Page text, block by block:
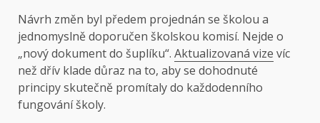
Návrh změn byl předem projednán se školou a
jednomyslně doporučen školskou komisí. Nejde o
„nový dokument do šuplíku“. Aktualizovaná vize víc
než dřív klade důraz na to, aby se dohodnuté
principy skutečně promítaly do každodenního
fungování školy.